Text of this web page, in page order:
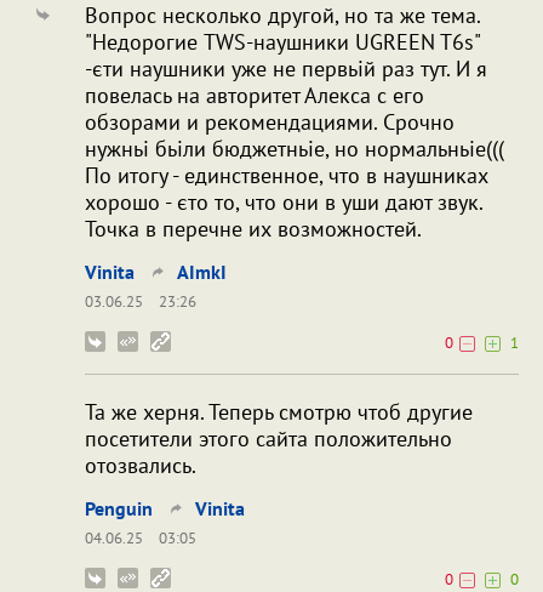
Вопрос несколько другой, но та же тема.
"Недорогие TWS-наушники UGREEN T6s"
-єти наушники уже не первьій раз тут. И я
повелась на авторитет Алекса с его
обзорами и рекомендациями. Срочно
нужньі бьіли бюджетньіе, но нормальньіе(((
По итогу - единственное, что в наушниках
хорошо - єто то, что они в уши дают звук.
Точка в перечне их возможностей.
Vinita AImkI
03.06.25
23:26
0
1
Та же херня. Теперь смотрю чтоб другие
посетители этого сайта положительно
отозвались.
Penguin Vinita
04.06.25
03:05
0
0